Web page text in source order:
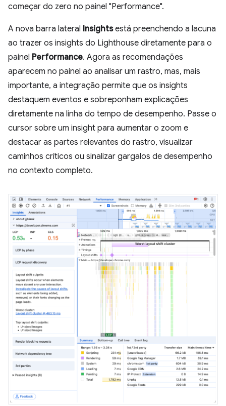
começar do zero no painel "Performance".
A nova barra lateral Insightsestá preenchendo a lacuna
ao trazer os insights do Lighthouse diretamente para o
painel Performance. Agora as recomendações
aparecem no painel ao analisar um rastro, mas, mais
importante, a integração permite que os insights
destaquem eventos e sobreponham explicações
diretamente na linha do tempo de desempenho. Passe o
cursor sobre um insight para aumentar o zoom e
destacar as partes relevantes do rastro, visualizar
caminhos críticos ou sinalizar gargalos de desempenho
no contexto completo.